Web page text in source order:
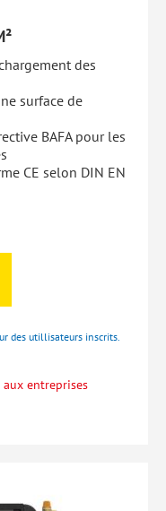
des
surface de
BAFA pour les
CE selon DIN EN
des utillisateurs inscrits.
aux entreprises